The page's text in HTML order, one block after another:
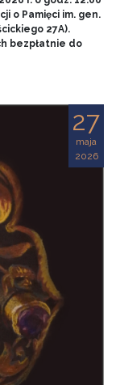
o Pamięci im. gen.
27A).
bezpłatnie do
27
maja
2026